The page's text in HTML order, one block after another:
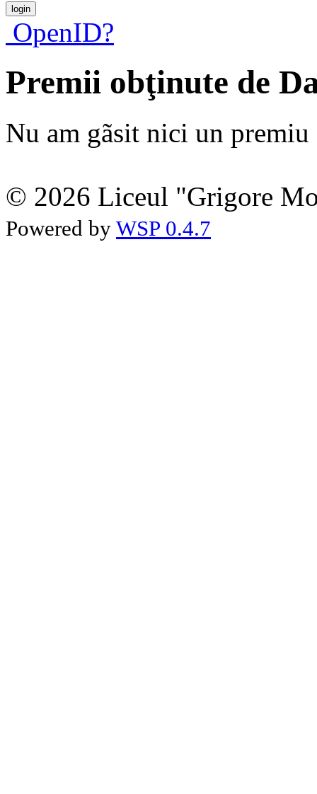
OpenID?
Premii obţinute de
Nu am gãsit nici un premiu
© 2026 Liceul "Grigore
Powered by WSP 0.4.7